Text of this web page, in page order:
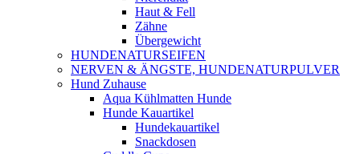
Haut & Fell
Zähne
Übergewicht
HUNDENATURSEIFEN
NERVEN & ÄNGSTE, HUNDENATURPULVER
Hund Zuhause
Aqua Kühlmatten Hunde
Hunde Kauartikel
Hundekauartikel
Snackdosen